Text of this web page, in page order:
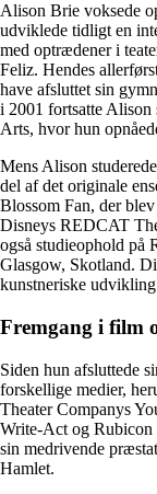
Alison Brie voksede
udviklede tidligt en
med optrædener i
Feliz. Hendes
have afsluttet sin
i 2001 fortsatte Alison
Arts, hvor hun
Mens Alison
del af det originale
Blossom Fan, der
Disneys REDCAT
også studieophold på
Glasgow, Skotland.
kunstneriske
Fremgang i film
Siden hun afsluttede
forskellige medier,
Theater Companys
Write-Act og Rubicon
sin medrivende
Hamlet.